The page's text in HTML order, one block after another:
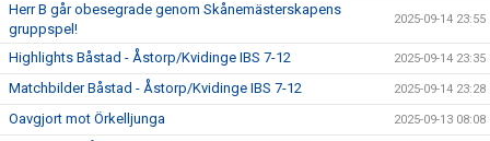
Herr B går obesegrade genom Skånemästerskapens
gruppspel!
2025-09-14 23:55
Highlights Båstad - Åstorp/Kvidinge IBS 7-12 2025-09-14 23:35
Matchbilder Båstad - Åstorp/Kvidinge IBS 7-12 2025-09-14 23:28
Oavgjort mot Örkelljunga 2025-09-13 08:08